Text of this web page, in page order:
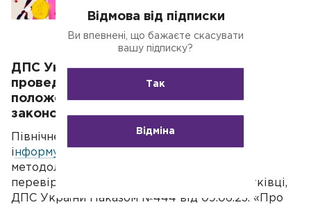
ДПС України затвердила Методику
проведення перевірки загальних
положень податкового та іншого
законодавства України.
Північне міжрегіональне управління ДПС
і нформує
методології до організації та здійснення
перевірок, які планують проводити податківці,
ДПС України Наказом №444 від 09.06.23. «Про
Відмова від підписки
Ви впевнені, що бажаєте скасувати
вашу підписку?
Так
Відміна